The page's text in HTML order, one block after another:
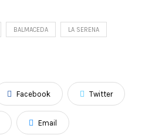
BALMACEDA LA SERENA
Facebook Twitter
Email